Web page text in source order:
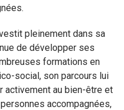
pleinement dans sa
de développer ses
formations en
social, son parcours lui
activement au bien-être et
accompagnées,